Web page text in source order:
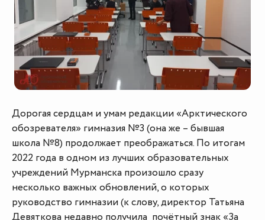
Дорогая сердцам и умам редакции «Арктического
обозревателя» гимназия №3 (она же – бывшая
школа №8) продолжает преображаться. По итогам
2022 года в одном из лучших образовательных
учреждений Мурманска произошло сразу
несколько важных обновлений, о которых
руководство гимназии (к слову, директор Татьяна
Девяткова недавно получила почётный знак «За